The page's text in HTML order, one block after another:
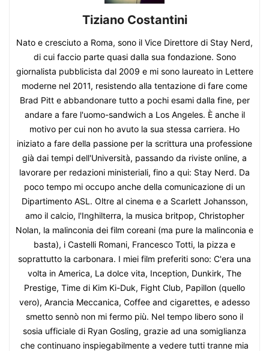
Tiziano Costantini
Nato e cresciuto a Roma, sono il Vice Direttore di Stay Nerd,
di cui faccio parte quasi dalla sua fondazione. Sono
giornalista pubblicista dal 2009 e mi sono laureato in Lettere
moderne nel 2011, resistendo alla tentazione di fare come
Brad Pitt e abbandonare tutto a pochi esami dalla fine, per
andare a fare l'uomo-sandwich a Los Angeles. È anche il
motivo per cui non ho avuto la sua stessa carriera. Ho
iniziato a fare della passione per la scrittura una professione
già dai tempi dell'Università, passando da riviste online, a
lavorare per redazioni ministeriali, fino a qui: Stay Nerd. Da
poco tempo mi occupo anche della comunicazione di un
Dipartimento ASL. Oltre al cinema e a Scarlett Johansson,
amo il calcio, l'Inghilterra, la musica britpop, Christopher
Nolan, la malinconia dei film coreani (ma pure la malinconia e
basta), i Castelli Romani, Francesco Totti, la pizza e
soprattutto la carbonara. I miei film preferiti sono: C'era una
volta in America, La dolce vita, Inception, Dunkirk, The
Prestige, Time di Kim Ki-Duk, Fight Club, Papillon (quello
vero), Arancia Meccanica, Coffee and cigarettes, e adesso
smetto sennò non mi fermo più. Nel tempo libero sono il
sosia ufficiale di Ryan Gosling, grazie ad una somiglianza
che continuano inspiegabilmente a vedere tutti tranne mia